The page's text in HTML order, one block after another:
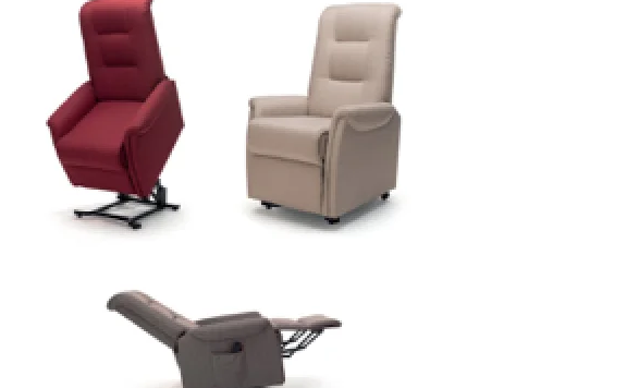
Dimissioni
Ospedaliere
Servizio di
Fisioterapia
Servizio